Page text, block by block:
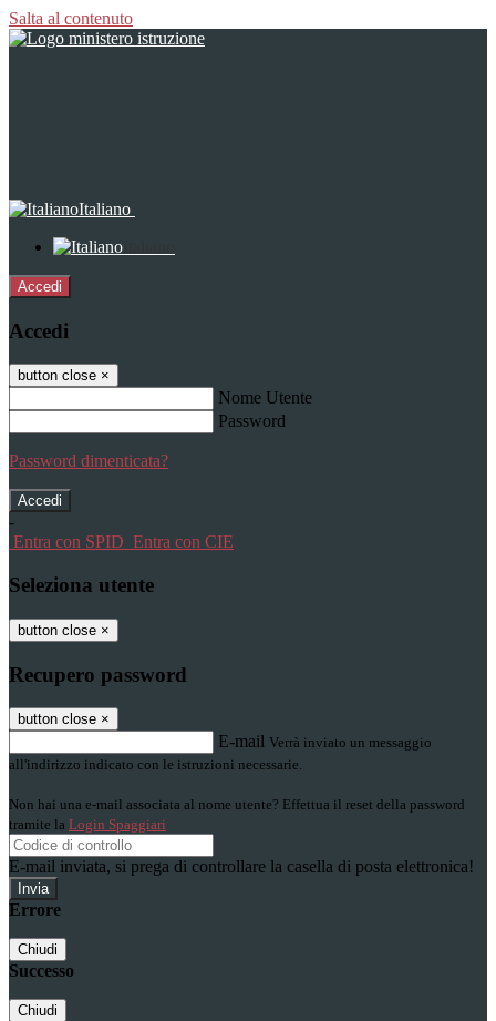
Salta al contenuto
Italiano
Accedi
Accedi
button close ×
Nome Utente
Password
Password dimenticata?
-
Entra con SPID Entra con CIE
Seleziona utente
button close ×
Recupero password
button close ×
E-mail Verrà inviato un messaggio
all'indirizzo indicato con le istruzioni necessarie.
Non hai una e-mail associata al nome utente? Effettua il reset della password
tramite la Login Spaggiari
E-mail inviata, si prega di controllare la casella di posta elettronica!
Errore
Chiudi
Successo
Chiudi